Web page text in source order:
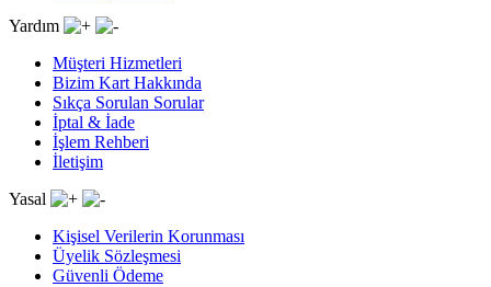
Yardım
Müşteri Hizmetleri
Bizim Kart Hakkında
Sıkça Sorulan Sorular
İptal & İade
İşlem Rehberi
İletişim
Yasal
Kişisel Verilerin Korunması
Üyelik Sözleşmesi
Güvenli Ödeme